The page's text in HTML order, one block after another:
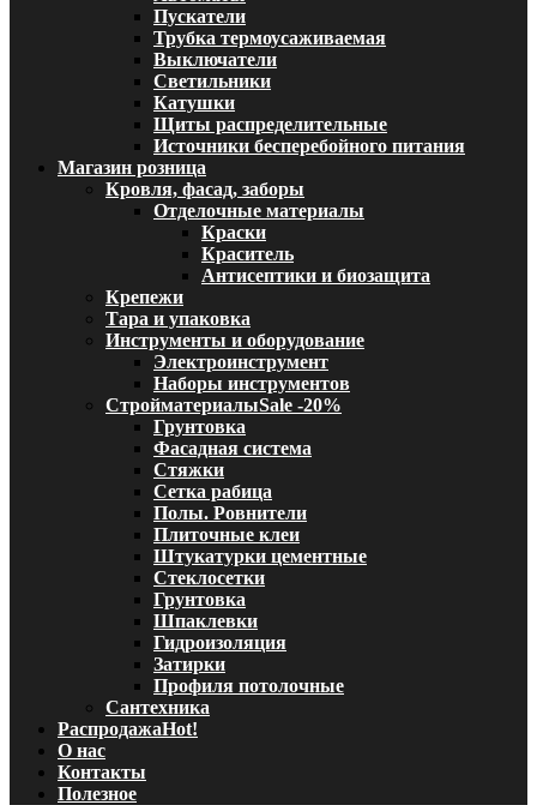
Пускатели
Трубка термоусаживаемая
Выключатели
Светильники
Катушки
Щиты распределительные
Источники бесперебойного питания
Магазин розница
Кровля, фасад, заборы
Отделочные материалы
Краски
Краситель
Антисептики и биозащита
Крепежи
Тара и упаковка
Инструменты и оборудование
Электроинструмент
Наборы инструментов
СтройматериалыSale -20%
Грунтовка
Фасадная система
Стяжки
Сетка рабица
Полы. Ровнители
Плиточные клеи
Штукатурки цементные
Стеклосетки
Грунтовка
Шпаклевки
Гидроизоляция
Затирки
Профиля потолочные
Сантехника
РаспродажаHot!
О нас
Контакты
Полезное